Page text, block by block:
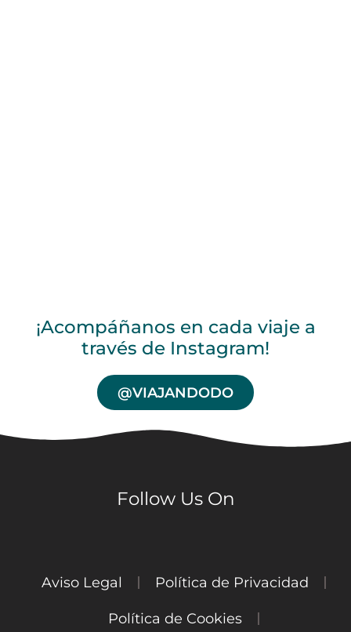
¡Acompáñanos en cada viaje a
través de Instagram!
@VIAJANDODO
Follow Us On
Aviso Legal Política de Privacidad
Política de Cookies